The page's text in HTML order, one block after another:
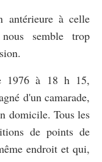
antérieure à celle
semble trop
1976 à 18 h 15,
d'un camarade,
domicile. Tous les
de points de
endroit et qui,